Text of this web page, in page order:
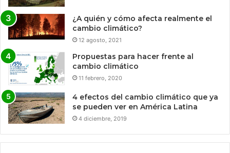
¿A quién y cómo afecta realmente el
cambio climático?
12 agosto, 2021
Propuestas para hacer frente al
cambio climático
11 febrero, 2020
4 efectos del cambio climático que ya
se pueden ver en América Latina
4 diciembre, 2019